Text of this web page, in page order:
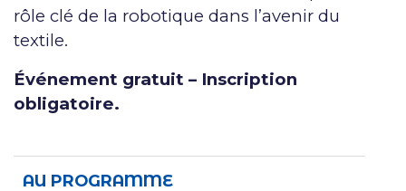
rôle clé de la robotique dans l’avenir du
textile.
Événement gratuit – Inscription
obligatoire.
AU PROGRAMME